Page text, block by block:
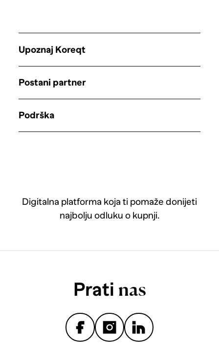
Digitalna platforma koja ti pomaže donijeti
najbolju odluku o kupnji.
Upoznaj Koreqt
Postani partner
Podrška
Prati nas